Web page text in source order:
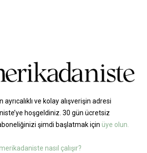
ayrıcalıklı ve kolay alışverişin adresi
hoşgeldiniz. 30 gün ücretsiz
şimdi başlatmak için üye olun.
nasıl çalışır?